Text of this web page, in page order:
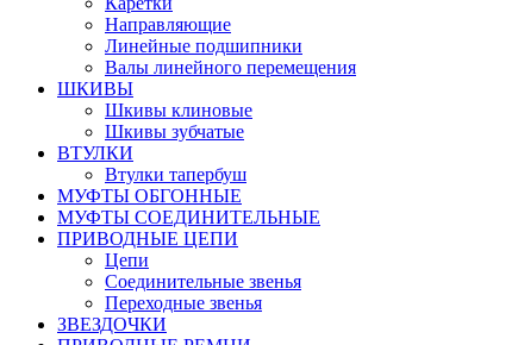
Направляющие
Линейные подшипники
Валы линейного перемещения
ШКИВЫ
Шкивы клиновые
Шкивы зубчатые
ВТУЛКИ
Втулки тапербуш
МУФТЫ ОБГОННЫЕ
МУФТЫ СОЕДИНИТЕЛЬНЫЕ
ПРИВОДНЫЕ ЦЕПИ
Цепи
Соединительные звенья
Переходные звенья
ЗВЕЗДОЧКИ